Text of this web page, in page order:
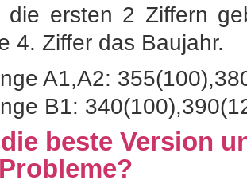
die ersten 2 Ziffern
4. Ziffer das Baujahr.
A1,A2:
B1:
beste Version